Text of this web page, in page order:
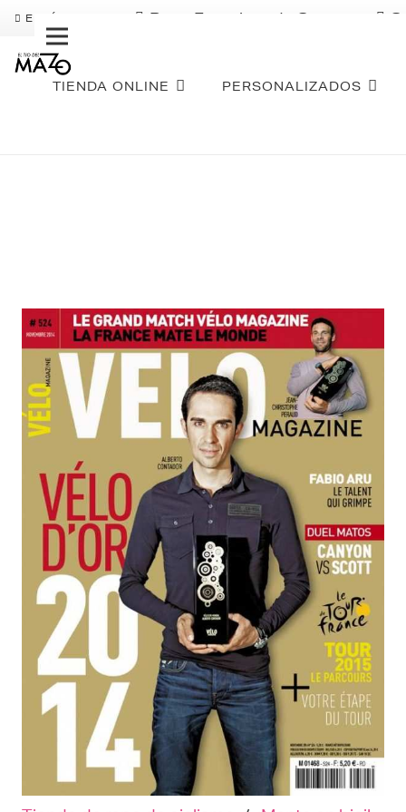
ENVÍO GRATIS Pago Fraccionado Sequra
TIENDA ONLINE PERSONALIZADOS